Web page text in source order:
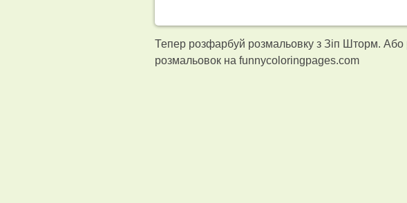
Тепер розфарбуй розмальовку з Зіп Шторм. Або
розмальовок на funnycoloringpages.com